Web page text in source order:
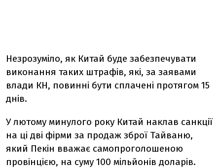
Незрозуміло, як Китай буде забезпечувати
виконання таких штрафів, які, за заявами
влади КН, повинні бути сплачені протягом 15
днів.
У лютому минулого року Китай наклав санкції
на ці дві фірми за продаж зброї Тайваню,
який Пекін вважає самопроголошеною
провінцією, на суму 100 мільйонів доларів.